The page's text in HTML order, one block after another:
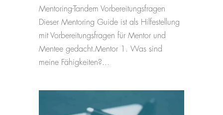
Mentoring-Tandem Vorbereitungsfragen
Dieser Mentoring Guide ist als Hilfestellung
mit Vorbereitungsfragen für Mentor und
Mentee gedacht.Mentor 1. Was sind
meine Fähigkeiten?...